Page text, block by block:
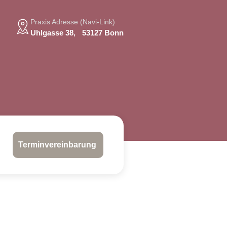
Praxis Adresse (Navi-Link)
Uhlgasse 38, 53127 Bonn
Terminvereinbarung